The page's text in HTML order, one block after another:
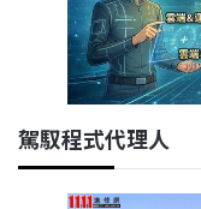
駕馭程式代理人